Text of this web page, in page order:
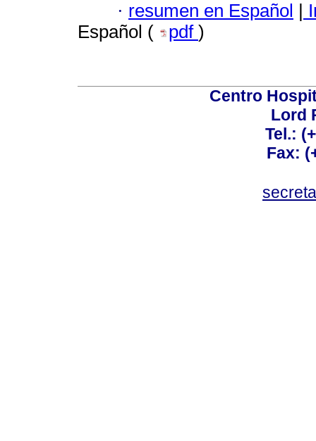
· resumen en Español
Español (
pdf )
Centro
Lord
Tel.:
Fax: